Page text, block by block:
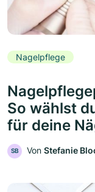
Nagelpflege
So wählst
für deine
SB Von Stefanie